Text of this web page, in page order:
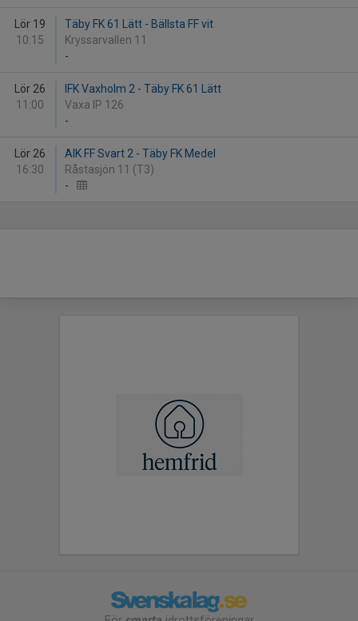
Lör 19
10:15
Täby FK 61 Lätt - Bällsta FF vit
Kryssarvallen 11
-
Lör 26
11:00
IFK Vaxholm 2 - Täby FK 61 Lätt
Vaxa IP 126
-
Lör 26
16:30
AIK FF Svart 2 - Täby FK Medel
Råstasjön 11 (T3)
-